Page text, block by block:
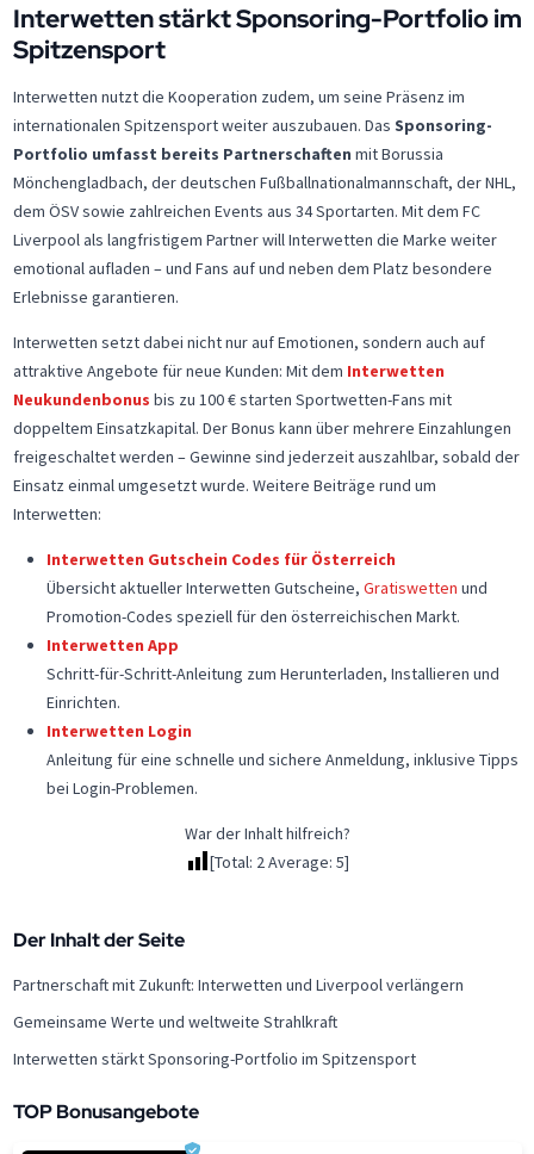
Interwetten stärkt Sponsoring-Portfolio im
Spitzensport
Interwetten nutzt die Kooperation zudem, um seine Präsenz im
internationalen Spitzensport weiter auszubauen. Das Sponsoring-
Portfolio umfasst bereits Partnerschaften mit Borussia
Mönchengladbach, der deutschen Fußballnationalmannschaft, der NHL,
dem ÖSV sowie zahlreichen Events aus 34 Sportarten. Mit dem FC
Liverpool als langfristigem Partner will Interwetten die Marke weiter
emotional aufladen – und Fans auf und neben dem Platz besondere
Erlebnisse garantieren.
Interwetten setzt dabei nicht nur auf Emotionen, sondern auch auf
attraktive Angebote für neue Kunden: Mit dem Interwetten
Neukundenbonus bis zu 100 € starten Sportwetten-Fans mit
doppeltem Einsatzkapital. Der Bonus kann über mehrere Einzahlungen
freigeschaltet werden – Gewinne sind jederzeit auszahlbar, sobald der
Einsatz einmal umgesetzt wurde. Weitere Beiträge rund um
Interwetten:
Interwetten Gutschein Codes für Österreich
Übersicht aktueller Interwetten Gutscheine, Gratiswetten und
Promotion-Codes speziell für den österreichischen Markt.
Interwetten App
Schritt-für-Schritt-Anleitung zum Herunterladen, Installieren und
Einrichten.
Interwetten Login
Anleitung für eine schnelle und sichere Anmeldung, inklusive Tipps
bei Login-Problemen.
War der Inhalt hilfreich?
[Total: 2Average: 5]
Der Inhalt der Seite
Partnerschaft mit Zukunft: Interwetten und Liverpool verlängern
Gemeinsame Werte und weltweite Strahlkraft
Interwetten stärkt Sponsoring-Portfolio im Spitzensport
TOP Bonusangebote